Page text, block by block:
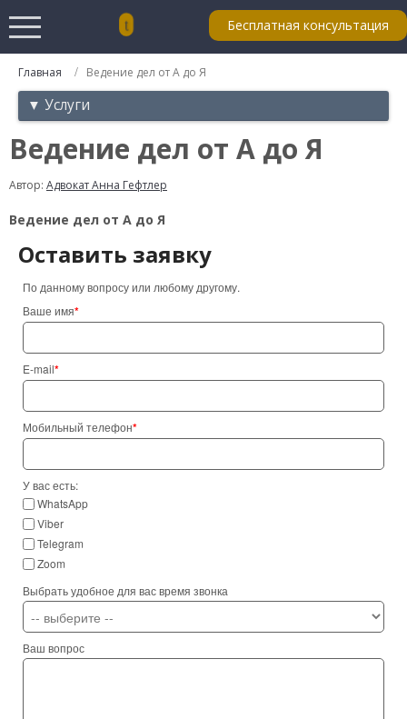
Бесплатная консультация
Главная Ведение дел от А до Я
▼ Услуги
Ведение дел от А до Я
Автор: Адвокат Анна Гефтлер
Ведение дел от А до Я
Оставить заявку
По данному вопросу или любому другому.
Ваше имя*
E-mail*
Мобильный телефон*
У вас есть:
WhatsApp
Viber
Telegram
Zoom
Выбрать удобное для вас время звонка
Ваш вопрос